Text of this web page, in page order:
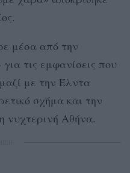
μέσα από την
τις εμφανίσεις που
με την Έλντα
σχήμα και την
νυχτερινή Αθήνα.